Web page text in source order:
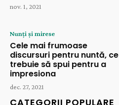
nov. 1, 2021
Nunți și mirese
Cele mai frumoase
discursuri pentru nuntă, ce
trebuie să spui pentru a
impresiona
dec. 27, 2021
CATEGORII POPULARE